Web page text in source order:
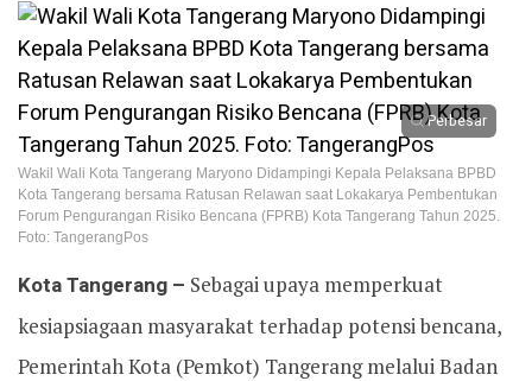
Perbesar
Wakil Wali Kota Tangerang Maryono Didampingi Kepala Pelaksana BPBD
Kota Tangerang bersama Ratusan Relawan saat Lokakarya Pembentukan
Forum Pengurangan Risiko Bencana (FPRB) Kota Tangerang Tahun 2025.
Foto: TangerangPos
Kota Tangerang – Sebagai upaya memperkuat
kesiapsiagaan masyarakat terhadap potensi bencana,
Pemerintah Kota (Pemkot) Tangerang melalui Badan